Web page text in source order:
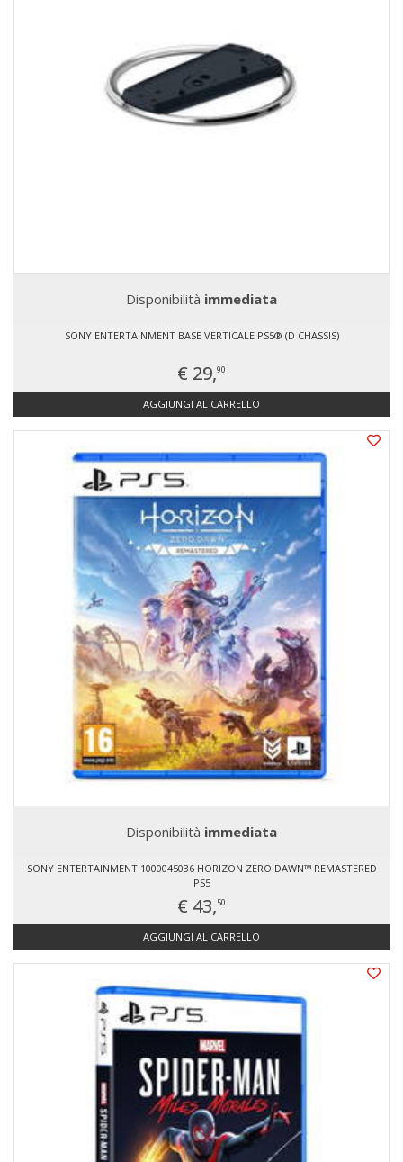
Disponibilità immediata
SONY ENTERTAINMENT BASE VERTICALE PS5® (D CHASSIS)
€ 29,90
AGGIUNGI AL CARRELLO
Disponibilità immediata
SONY ENTERTAINMENT 1000045036 HORIZON ZERO DAWN™ REMASTERED
PS5
€ 43,50
AGGIUNGI AL CARRELLO